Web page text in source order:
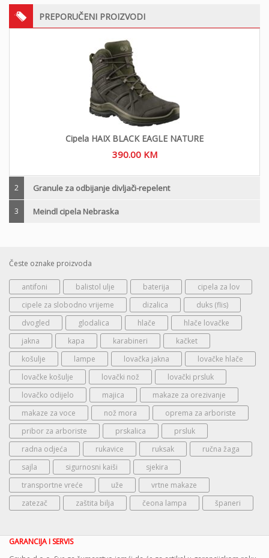
PREPORUČENI PROIZVODI
Cipela HAIX BLACK EAGLE NATURE
390.00 KM
2 Granule za odbijanje divljači-repelent
3 Meindl cipela Nebraska
Česte oznake proizvoda
antifoni balistol ulje baterija
cipela za lov
cipele za slobodno vrijeme
dizalica
duks (flis)
dvogled
glodalica hlače
hlače lovačke
jakna
kapa karabineri
kačket
košulje
lampe lovačka jakna
lovačke hlače
lovačke košulje
lovački nož
lovački prsluk
lovačko odijelo
majica
makaze za orezivanje
makaze za voce
nož mora
oprema za arboriste
pribor za arboriste
prskalica
prsluk
radna odjeća
rukavice ruksak
ručna žaga
sajla
sigurnosni kaiši
sjekira
transportne vreće
uže
vrtne makaze
zatezač
zaštita bilja čeona lampa španeri
GARANCIJA I SERVIS